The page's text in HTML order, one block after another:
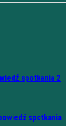
spotkania 2
spotkania